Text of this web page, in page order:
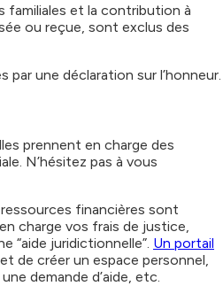
et la contribution à
ou reçue, sont exclus des
une déclaration sur l’honneur.
prennent en charge des
N’hésitez pas à vous
financières sont
charge vos frais de justice,
“aide juridictionnelle”. Un portail
de créer un espace personnel,
demande d’aide, etc.